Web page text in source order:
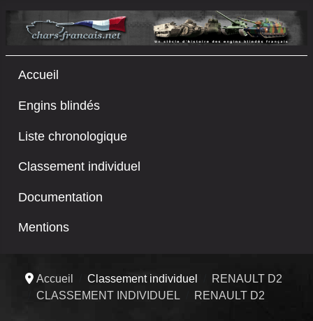
Accueil
Engins blindés
Liste chronologique
Classement individuel
Documentation
Mentions
Accueil Classement individuel
RENAULT D2
CLASSEMENT INDIVIDUEL
RENAULT D2